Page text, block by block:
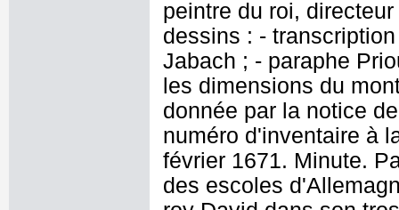
peintre du roi,
dessins : -
Jabach ; - paraphe
les dimensions du
donnée par la notice
numéro d'inventaire à
février 1671. Minute.
des escoles